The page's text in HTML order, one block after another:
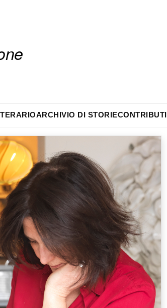
ARCHIVIO DI STORIECONTRIBUTI